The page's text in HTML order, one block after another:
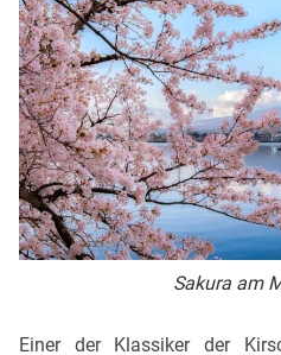
Sakura am
Einer der Klassiker der